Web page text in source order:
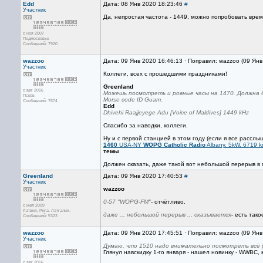
Edd
Участник
с ноя 2007
Подмосковье
Сообщений: 7920
Дата: 08 Янв 2020 18:23:46 #
Да, непростая частота - 1449, можно попробовать
wazzoo
Участник
с авг 2016
Псков
Сообщений: 7674
Дата: 09 Янв 2020 16:46:13 · Поправил: wazzoo (09
Коллеги, всех с прошедшими праздниками!
Greenland
Можешь посмотреть и ровные часы на 1470. Должна
Morse code ID Guam.
Edd
Dhivehi Raajjeyege Adu [Voice of Maldives] 1449 kHz
Спасибо за наводки, коллеги.
Ну и с первой станцией в этом году (если я все
1460 USA-NY WOPG Catholic RadioAlbany. 5kW. 6719
темы
Должен сказать, даже такой вот небольшой перерыв
Greenland
Участник
с июл 2009
Латвия, Рига. Латгалия.
Сообщений: 5323
Дата: 09 Янв 2020 17:40:53 #
wazzoo
0-57 "WOPG-FM"- отчётливо.
даже ... небольшой перерыв ... сказывается- есть
wazzoo
Участник
Дата: 09 Янв 2020 17:45:51 · Поправил: wazzoo (09
Думаю, что 1510 надо внимательно посмотреть всё
Глянул навскидку 1-го января - нашел новинку -